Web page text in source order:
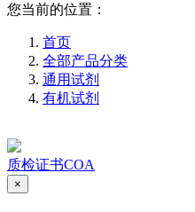
您当前的位置：
首页
全部产品分类
通用试剂
有机试剂
质检证书COA
×